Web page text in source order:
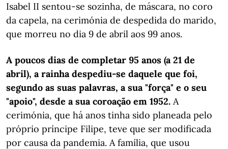
Isabel II sentou-se sozinha, de máscara, no coro
da capela, na cerimónia de despedida do marido,
que morreu no dia 9 de abril aos 99 anos.
A poucos dias de completar 95 anos (a 21 de
abril), a rainha despediu-se daquele que foi,
segundo as suas palavras, a sua "força" e o seu
"apoio", desde a sua coroação em 1952. A
cerimónia, que há anos tinha sido planeada pelo
próprio príncipe Filipe, teve que ser modificada
por causa da pandemia. A família, que usou